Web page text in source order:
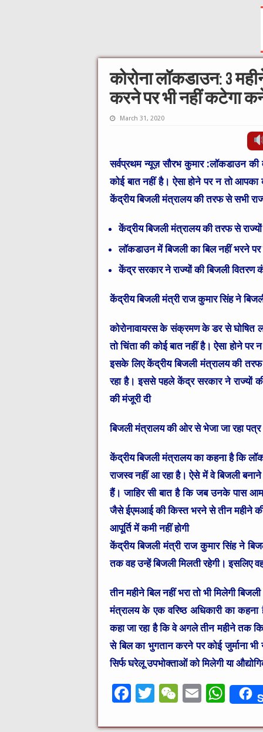
कोरोना लॉकडाउन: 3
करने पर भी नहीं कटेगा
March 31, 2020
सर्वप्रथम न्यूज़ सौरभ कुमार :लॉकडाउन की
कोई बात नहीं है। ऐसा होने पर न तो
केंद्रीय बिजली मंत्रालय की तरफ से सभी
केंद्रीय बिजली मंत्रालय की तरफ से
लॉकडाउन में बिजली का बिल नहीं भरने
केंद्र सरकार ने राज्यों की बिजली वितरण
केंद्रीय बिजली मंत्री राज कुमार सिंह ने
कोरोनावायरस के संक्रमण के डर से घोषित
तो चिंता की कोई बात नहीं है। ऐसा होने
इसके लिए केंद्रीय बिजली मंत्रालय की
रहा है। इससे पहले केंद्र सरकार ने राज्यों
की मंजूरी दी
बिजली मंत्रालय की ओर से भेजा जा रहा पत्र
केंद्रीय बिजली मंत्रालय का कहना है कि
राजस्व नहीं आ रहा है। ऐसे में वे बिजली
हैं। जाहिर सी बात है कि जब उनके पास
जैसे ईएमआई की किस्त भरने से तीन महीने की
आपूर्ति में कमी नहीं होगी
केंद्रीय बिजली मंत्री राज कुमार सिंह ने
तक वह उन्हें बिजली मिलती रहेगी। इसलिए
तीन महीने बिल नहीं भरा तो भी मिलेगी बिजली
मंत्रालय के एक वरिष्ठ अधिकारी का
कहा जा रहा है कि वे अगले तीन महीने तक
से बिल का भुगतान करने पर कोई जुर्माना भी
सिर्फ घरेलू उपभोक्ताओं को मिलेगी या
F
T
W E
W